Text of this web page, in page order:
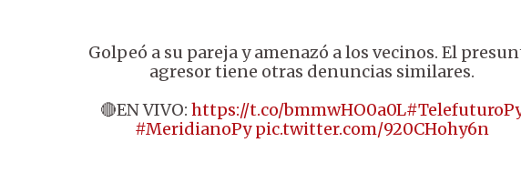
Golpeó a su pareja y amenazó a los vecinos. El
agresor tiene otras denuncias similares.
🔴EN VIVO:https://t.co/bmmwHO0a0L
#MeridianoPy pic.twitter.com/920CHohy6n